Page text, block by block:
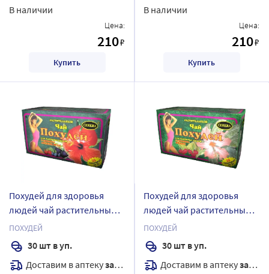
В наличии
Цена:
210₽
Купить
В наличии
Цена:
210₽
Купить
Похудей для здоровья
людей чай растительный/
лесная ягода 2 гр 30 шт.
фильтр-пакеты
ПОХУДЕЙ
30 шт в уп.
Доставим в аптекузавтра
Похудей для здоровья
людей чай растительный/
вишня 2 гр 30 шт. фильтр-
пакеты
ПОХУДЕЙ
30 шт в уп.
Доставим в аптекузавтра